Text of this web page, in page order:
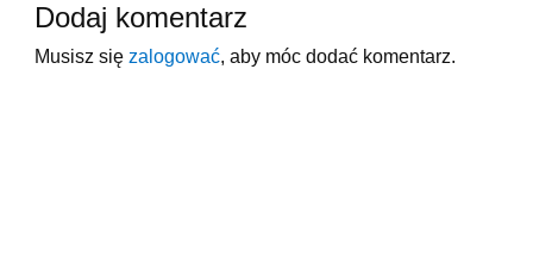
Dodaj komentarz
Musisz się zalogować , aby móc dodać komentarz.